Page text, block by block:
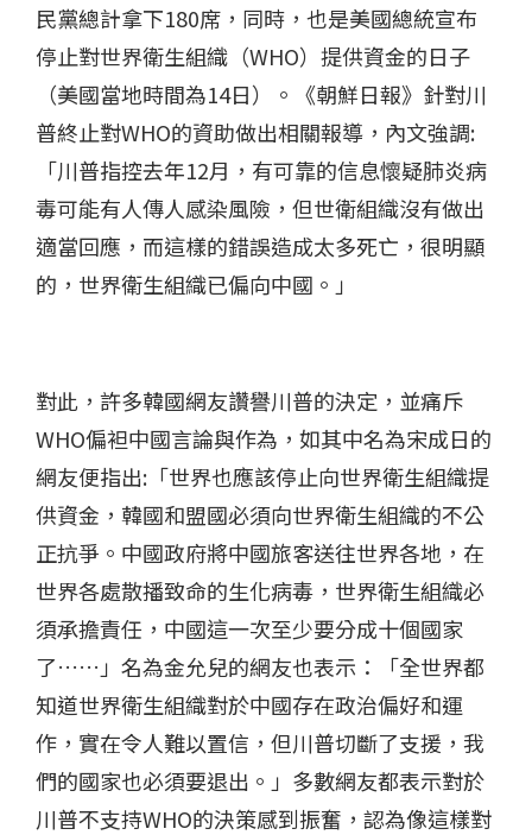
民黨總計拿下180席，同時，也是美國總統宣布
停止對世界衛生組織（WHO）提供資金的日子
（美國當地時間為14日）。《朝鮮日報》針對川
普終止對WHO的資助做出相關報導，內文強調:
「川普指控去年12月，有可靠的信息懷疑肺炎病
毒可能有人傳人感染風險，但世衛組織沒有做出
適當回應，而這樣的錯誤造成太多死亡，很明顯
的，世界衛生組織已偏向中國。」
對此，許多韓國網友讚譽川普的決定，並痛斥
WHO偏袒中國言論與作為，如其中名為宋成日的
網友便指出:「世界也應該停止向世界衛生組織提
供資金，韓國和盟國必須向世界衛生組織的不公
正抗爭。中國政府將中國旅客送往世界各地，在
世界各處散播致命的生化病毒，世界衛生組織必
須承擔責任，中國這一次至少要分成十個國家
了……」名為金允兒的網友也表示：「全世界都
知道世界衛生組織對於中國存在政治偏好和運
作，實在令人難以置信，但川普切斷了支援，我
們的國家也必須要退出。」多數網友都表示對於
川普不支持WHO的決策感到振奮，認為像這樣對